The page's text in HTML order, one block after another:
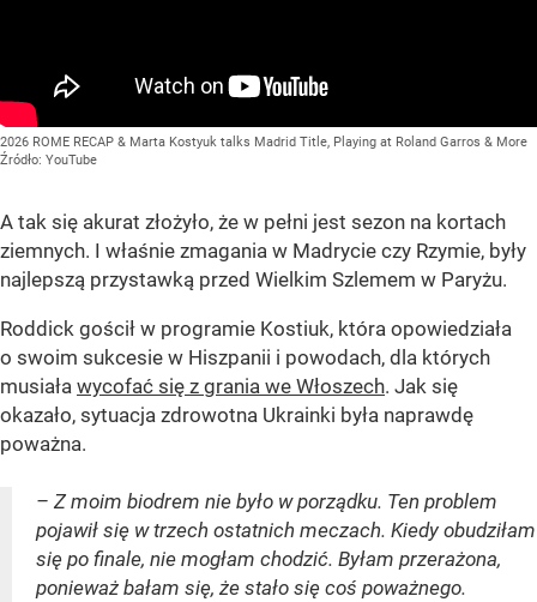
2026 ROME RECAP & Marta Kostyuk talks Madrid Title, Playing at Roland Garros & More
Źródło: YouTube
A tak się akurat złożyło, że w pełni jest sezon na kortach
ziemnych. I właśnie zmagania w Madrycie czy Rzymie, były
najlepszą przystawką przed Wielkim Szlemem w Paryżu.
Roddick gościł w programie Kostiuk, która opowiedziała
o swoim sukcesie w Hiszpanii i powodach, dla których
musiała wycofać się z grania we Włoszech. Jak się
okazało, sytuacja zdrowotna Ukrainki była naprawdę
poważna.
– Z moim biodrem nie było w porządku. Ten problem
pojawił się w trzech ostatnich meczach. Kiedy obudziłam
się po finale, nie mogłam chodzić. Byłam przerażona,
ponieważ bałam się, że stało się coś poważnego.